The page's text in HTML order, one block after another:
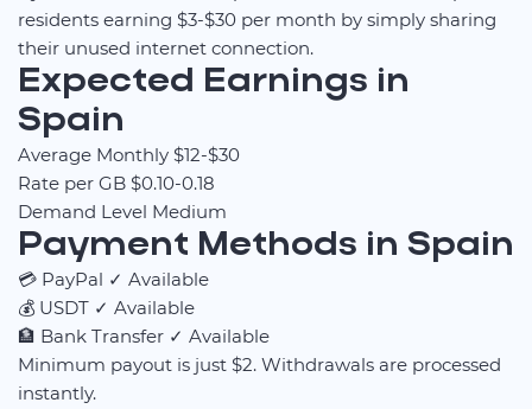
residents earning $3-$30 per month by simply sharing
their unused internet connection.
Expected Earnings in
Spain
Average Monthly $12-$30
Rate per GB $0.10-0.18
Demand Level Medium
Payment Methods in Spain
💳 PayPal ✓ Available
💰 USDT ✓ Available
🏦 Bank Transfer ✓ Available
Minimum payout is just $2. Withdrawals are processed
instantly.